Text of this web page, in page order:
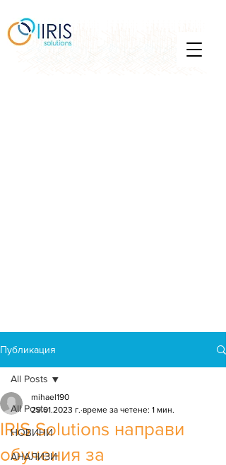
Публикация
All Posts
НОВИНИ
АНАЛИЗИ
All Posts
IRIS Solutions направи
обучения за
mihael190
29.01.2023 г. време за четене: 1 мин.